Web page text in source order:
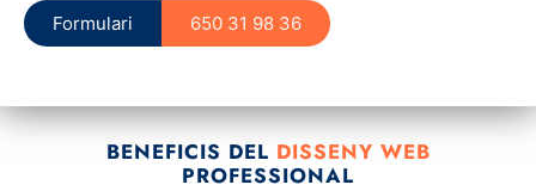
Formulari 650 31 98 36
BENEFICIS DEL DISSENY WEB
PROFESSIONAL